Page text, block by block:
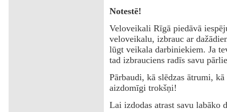
Notestē!
‌Veloveikali Rīgā piedāvā
veloveikalu, izbrauc ar
lūgt veikala darbiniekiem. Ja
tad izbrauciens radīs savu
‌Pārbaudi, kā slēdzas ātrumi,
aizdomīgi trokšņi!
‌Lai izdodas atrast savu labāko